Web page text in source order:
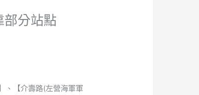
分站點
、【介壽路(左營海軍軍